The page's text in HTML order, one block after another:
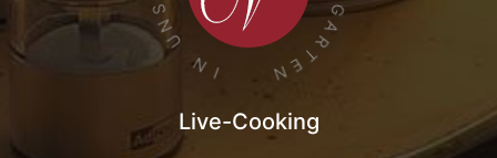
I
N
U
N
S G
A
R
T
E
N
Live-Cooking